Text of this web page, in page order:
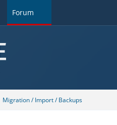
Forum
Migration / Import / Backups